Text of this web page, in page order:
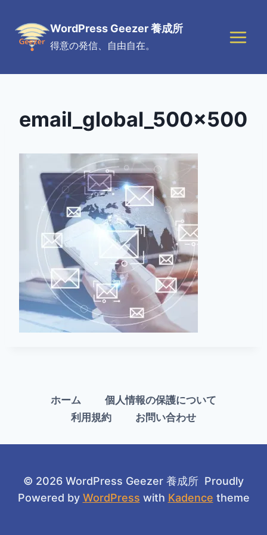
content
WordPress Geezer 養成所
得意の発信、自由自在。
email_global_500x500
ホーム
個人情報の保護について
利用規約
お問い合わせ
© 2026 WordPress Geezer 養成所 Proudly
Powered by WordPress with Kadence theme